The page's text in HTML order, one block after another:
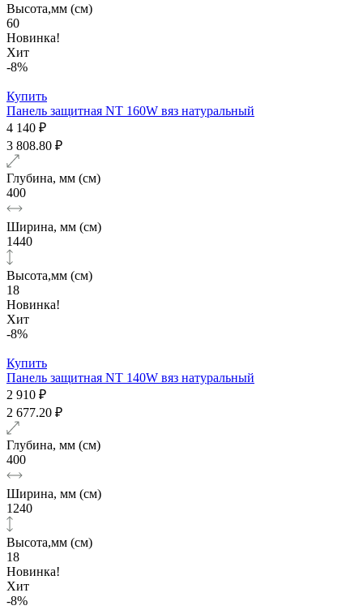
Высота,мм (см)
60
Новинка!
Хит
-8%
Купить
Панель защитная NT 160W вяз натуральный
4 140 ₽
3 808.80 ₽
Глубина, мм (см)
400
Ширина, мм (см)
1440
Высота,мм (см)
18
Новинка!
Хит
-8%
Купить
Панель защитная NT 140W вяз натуральный
2 910 ₽
2 677.20 ₽
Глубина, мм (см)
400
Ширина, мм (см)
1240
Высота,мм (см)
18
Новинка!
Хит
-8%